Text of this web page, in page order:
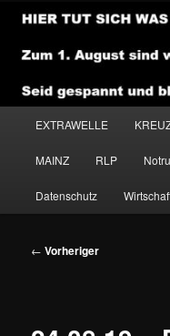
Zum
primären
Inhalt
EXTRAWELLE
MAINZ RLP
Datenschutz
Beitragsnavigation
← Vorheriger